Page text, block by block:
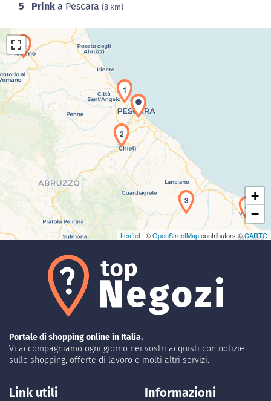
5 Prink a Pescara (8 km)
Caricamento della carta in corso...
1
2
3
4
5
+
−
Leaflet | ©OpenStreetMapcontributors ©CARTO
Portale di shopping online in Italia.
Vi accompagniamo ogni giorno nei vostri acquisti con notizie
sullo shopping, offerte di lavoro e molti altri servizi.
Link utili Informazioni